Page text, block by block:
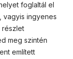
foglaltál el
vagyis ingyenes
részlet
meg szintén
említett